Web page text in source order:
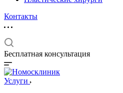
Контакты
Бесплатная консультация
Услуги